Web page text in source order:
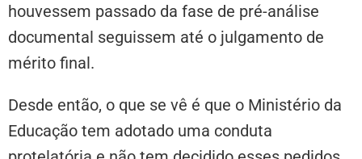
houvessem passado da fase de pré-análise
documental seguissem até o julgamento de
mérito final.
Desde então, o que se vê é que o Ministério da
Educação tem adotado uma conduta